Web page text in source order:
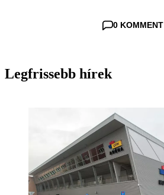
0 KOMMENT
Legfrissebb hírek